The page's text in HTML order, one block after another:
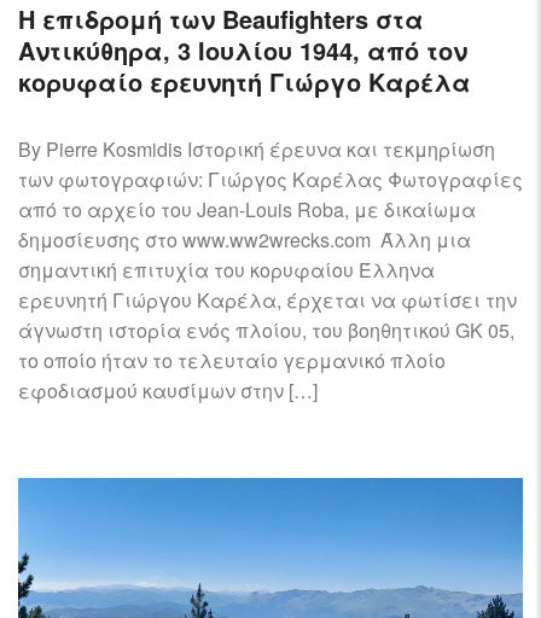
Η επιδρομή των Beaufighters στα
Αντικύθηρα, 3 Ιουλίου 1944, από τον
κορυφαίο ερευνητή Γιώργο Καρέλα
By Pierre Kosmidis Ιστορική έρευνα και τεκμηρίωση
των φωτογραφιών: Γιώργος Καρέλας Φωτογραφίες
από το αρχείο του Jean-Louis Roba, με δικαίωμα
δημοσίευσης στο www.ww2wrecks.com Άλλη μια
σημαντική επιτυχία του κορυφαίου Έλληνα
ερευνητή Γιώργου Καρέλα, έρχεται να φωτίσει την
άγνωστη ιστορία ενός πλοίου, του βοηθητικού GK 05,
το οποίο ήταν το τελευταίο γερμανικό πλοίο
εφοδιασμού καυσίμων στην […]